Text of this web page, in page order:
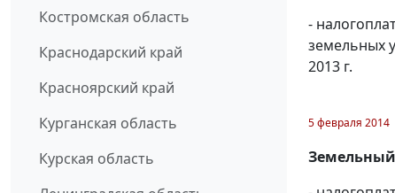
Костромская область
Краснодарский край
Красноярский край
Курганская область
Курская область
-
земельных
2013 г.
5 февраля 2014
Земельный